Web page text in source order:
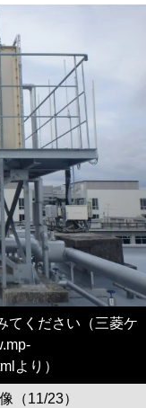
てください（三菱ケ
より）
（11/23）